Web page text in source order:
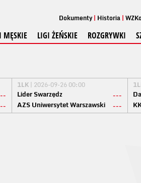
Dokumenty Historia
MĘSKIE LIGI ŻEŃSKIE ROZGRYWKI
1LK | 2026-09-26 00:00
Lider Swarzędz
---
AZS Uniwersytet Warszawski
---